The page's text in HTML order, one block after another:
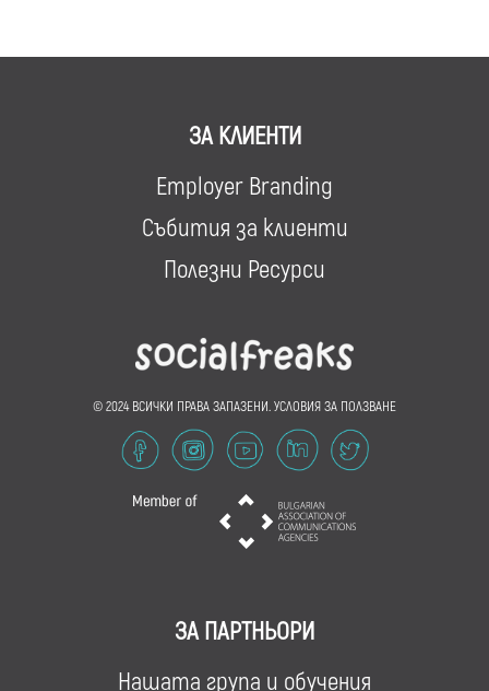
ЗА КЛИЕНТИ
Employer Branding
Събития за клиенти
Полезни Ресурси
© 2024 ВСИЧКИ ПРАВА ЗАПАЗЕНИ.УСЛОВИЯ ЗА ПОЛЗВАНЕ
ЗА ПАРТНЬОРИ
Нашата група и обучения